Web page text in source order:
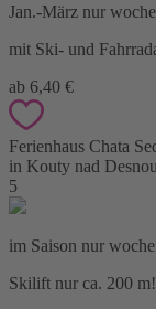
Jan.-März nur
mit Ski- und
ab 6,40 €
Ferienhaus Chata
in Kouty nad Desnou
5
im Saison nur
Skilift nur ca. 200